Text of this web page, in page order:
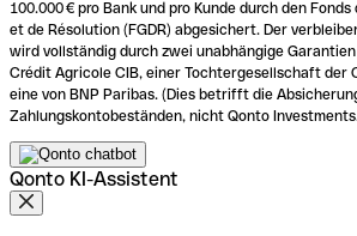
100.000 € pro Bank und pro Kunde durch den
et de Résolution (FGDR) abgesichert. Der
wird vollständig durch zwei unabhängige
Crédit Agricole CIB, einer Tochtergesellschaft der
eine von BNP Paribas. (Dies betrifft die
Zahlungskontobeständen, nicht Qonto
Qonto KI-Assistent